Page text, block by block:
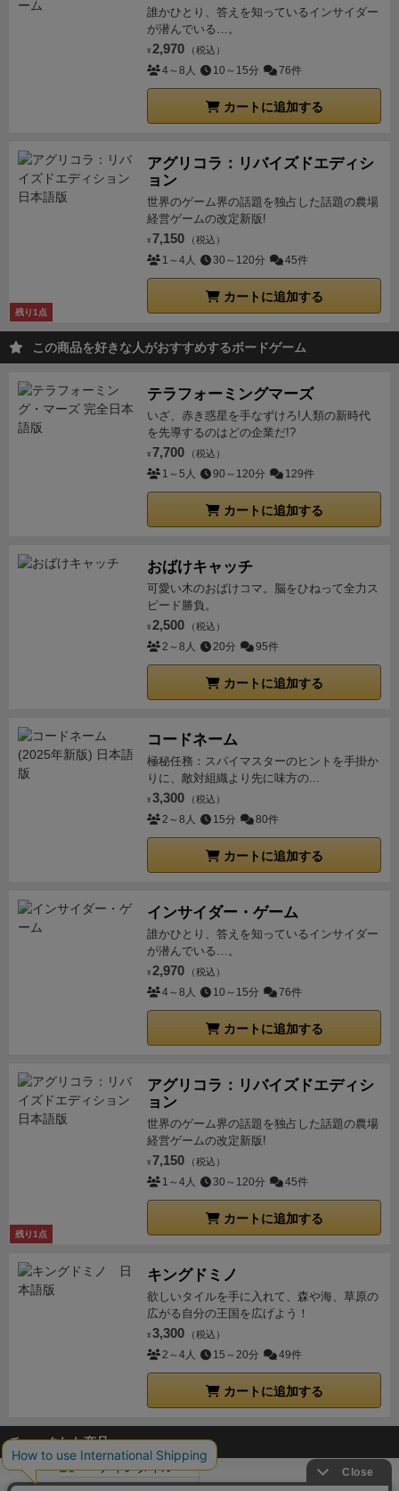
誰かひとり、答えを知っているインサイダー
が潜んでいる…。
¥ 2,970 （税込）
4～8人 10～15分 76件
カートに追加する
残り1点
アグリコラ：リバイズドエディシ
ョン
世界のゲーム界の話題を独占した話題の農場
経営ゲームの改定新版!
¥ 7,150 （税込）
1～4人 30～120分 45件
カートに追加する
この商品を好きな人がおすすめするボードゲーム
テラフォーミングマーズ
いざ、赤き惑星を手なずけろ!人類の新時代
を先導するのはどの企業だ!?
¥ 7,700 （税込）
1～5人 90～120分 129件
カートに追加する
おばけキャッチ
可愛い木のおばけコマ。脳をひねって全力ス
ピード勝負。
¥ 2,500 （税込）
2～8人 20分 95件
カートに追加する
コードネーム
極秘任務：スパイマスターのヒントを手掛か
りに、敵対組織より先に味方の...
¥ 3,300 （税込）
2～8人 15分 80件
カートに追加する
インサイダー・ゲーム
誰かひとり、答えを知っているインサイダー
が潜んでいる…。
¥ 2,970 （税込）
4～8人 10～15分 76件
カートに追加する
残り1点
アグリコラ：リバイズドエディシ
ョン
世界のゲーム界の話題を独占した話題の農場
経営ゲームの改定新版!
¥ 7,150 （税込）
1～4人 30～120分 45件
カートに追加する
キングドミノ
欲しいタイルを手に入れて、森や海、草原の
広がる自分の王国を広げよう！
¥ 3,300 （税込）
2～4人 15～20分 49件
カートに追加する
チェックした商品